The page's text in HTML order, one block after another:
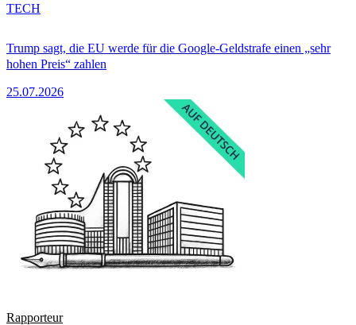
Trump sagt, die EU werde für die Google-Geldstrafe einen „sehr
hohen Preis“ zahlen
25.07.2026
TECH
Rapporteur